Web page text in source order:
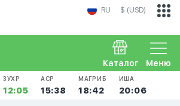
RU $ (USD)
Меню
Каталог
ЗУХР
12:05
АСР
15:38
МАГРИБ
18:42
ИША
20:06